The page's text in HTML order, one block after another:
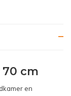
cm
en